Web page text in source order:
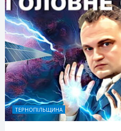
ТЕРНОПІЛЬЩИНА